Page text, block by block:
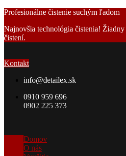
Profesionálne čistenie suchým ľadom
Najnovšia technológia čistenia! Žiadny
čistení.
Kontakt
info@detailex.sk
0910 959 696
0902 225 373
Domov
O nás